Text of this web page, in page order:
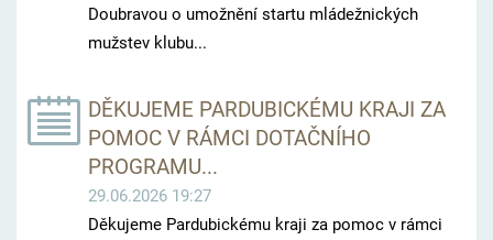
Doubravou o umožnění startu mládežnických
mužstev klubu...
DĚKUJEME PARDUBICKÉMU KRAJI ZA
POMOC V RÁMCI DOTAČNÍHO
PROGRAMU...
29.06.2026 19:27
Děkujeme Pardubickému kraji za pomoc v rámci